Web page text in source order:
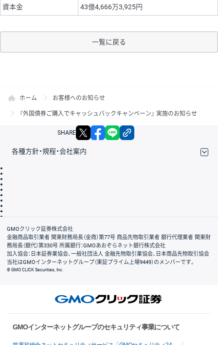
資本金 43億4,666万3,925円
一覧に戻る
ホーム お客様へのお知らせ
『外国債券ご購入でキャッシュバックキャンペーン』 実施のお知らせ
SHARE X facebook
各種方針・規程・会社案内
会社案内
GMOクリック証券株式会社
金融商品取引業者 関東財務局長（金商）第77号 商品先物取引業者 銀行代理業者 関東財
務局長（銀代）第330号 所属銀行：GMOあおぞらネット銀行株式会社
加入協会：日本証券業協会、一般社団法人 金融先物取引業協会、日本商品先物取引協会
当社はGMOインターネットグループ（東証プライム上場9449）のメンバーです。
© GMO CLICK Securities, Inc.
GMOインターネットグループのセキュリティ事業について